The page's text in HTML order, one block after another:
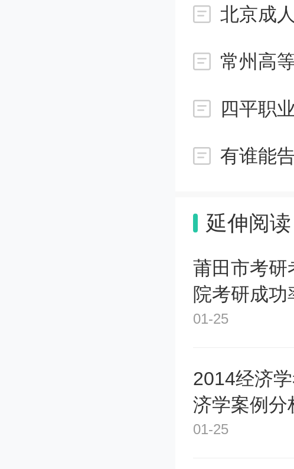
方式比较有
上，将两种
所占的比重
24届舞
24届舞蹈艺
专业技能外
维、团队协
北京成
常州高
四平职
有谁能
延伸阅读
莆田市考研
院考研成功
01-25
2014经济
济学案例分
01-25